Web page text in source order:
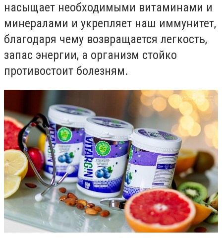
насыщает необходимыми витаминами и
минералами и укрепляет наш иммунитет,
благодаря чему возвращается легкость,
запас энергии, а организм стойко
противостоит болезням.